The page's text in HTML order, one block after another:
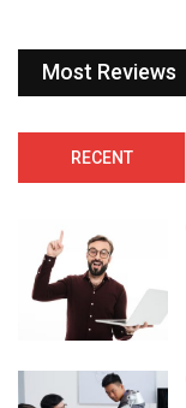
Most Reviews
RECENT